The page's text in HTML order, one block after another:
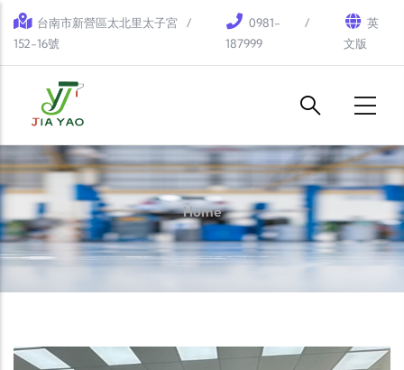
Skip to main content
台南市新營區太北里太子宮
152-16號
0981-
187999
英
文版
Home